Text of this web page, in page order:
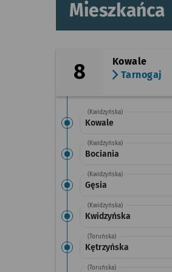
Mieszkańca
8
Kowale
Tarnogaj
(Kwidzyńska)
Kowale
(Kwidzyńska)
Bociania
(Kwidzyńska)
Gęsia
(Kwidzyńska)
Kwidzyńska
(Toruńska)
Kętrzyńska
(Toruńska)